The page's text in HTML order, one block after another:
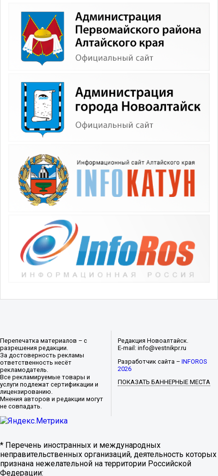
Перепечатка материалов – с
разрешения редакции.
За достоверность рекламы
ответственность несёт
рекламодатель.
Все рекламируемые товары и
услуги подлежат сертификации и
лицензированию.
Мнения авторов и редакции могут
не совпадать.
Редакция Новоалтайск.
E-mail: info@vestnikpr.ru
Разработчик сайта –INFOROS
2026
ПОКАЗАТЬ БАННЕРНЫЕ МЕСТА
* Перечень иностранных и международных
неправительственных организаций, деятельность которых
признана нежелательной на территории Российской
Федерации: